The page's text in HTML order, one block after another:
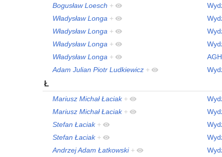
Bogusław Loesch +
Władysław Longa +
Władysław Longa +
Władysław Longa +
Władysław Longa +
AGH
Adam Julian Piotr Ludkiewicz +
Ł
Mariusz Michał Łaciak +
Mariusz Michał Łaciak +
Stefan Łaciak +
Stefan Łaciak +
Andrzej Adam Łatkowski +